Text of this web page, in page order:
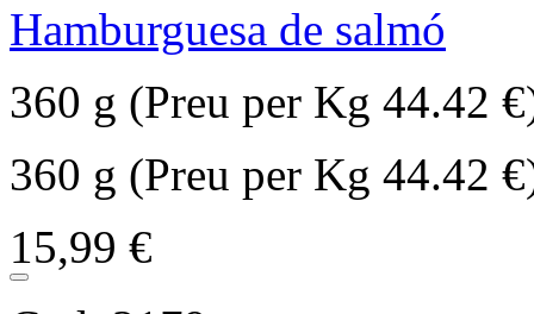
Hamburguesa de salmó
360 g (Preu per Kg 44.42
360 g (Preu per Kg 44.42
15,99 €